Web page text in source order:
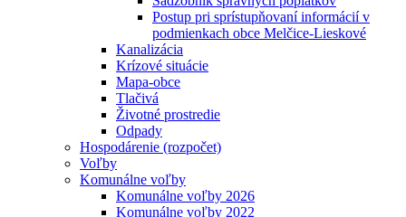
Postup pri sprístupňovaní informácií v
podmienkach obce Melčice-Lieskové
Kanalizácia
Krízové situácie
Mapa-obce
Tlačivá
Životné prostredie
Odpady
Hospodárenie (rozpočet)
Voľby
Komunálne voľby
Komunálne voľby 2026
Komunálne voľby 2022